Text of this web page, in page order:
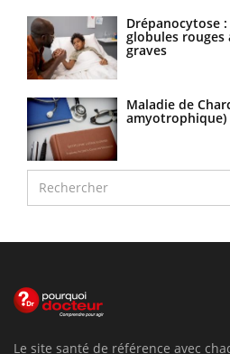
Drépanocytose
globules rouges
graves
Maladie de
amyotrophique)
Le site santé de référence avec